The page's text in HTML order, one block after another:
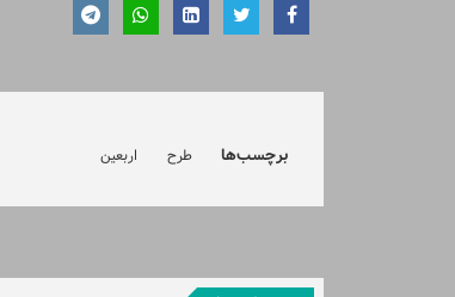
برچسب‌ها طرح اربعین